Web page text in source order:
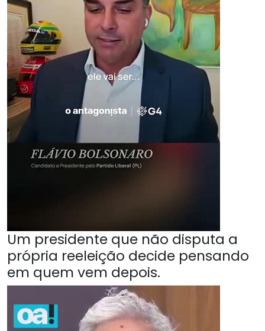
Um presidente que não disputa a
própria reeleição decide pensando
em quem vem depois.